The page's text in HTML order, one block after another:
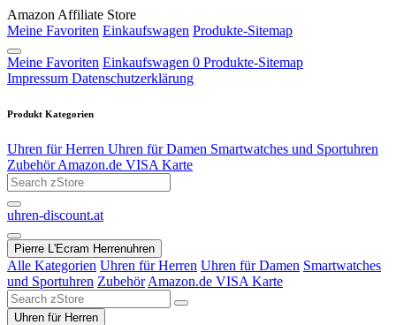
Amazon Affiliate Store
Meine Favoriten Einkaufswagen Produkte-Sitemap
Meine Favoriten Einkaufswagen 0 Produkte-Sitemap
Impressum Datenschutzerklärung
Produkt Kategorien
Uhren für Herren Uhren für Damen Smartwatches und Sportuhren
ZubehörAmazon.de VISA Karte
uhren-discount.at
Pierre L'Ecram Herrenuhren
Alle Kategorien Uhren für Herren Uhren für Damen Smartwatches
und Sportuhren Zubehör Amazon.de VISA Karte
Uhren für Herren